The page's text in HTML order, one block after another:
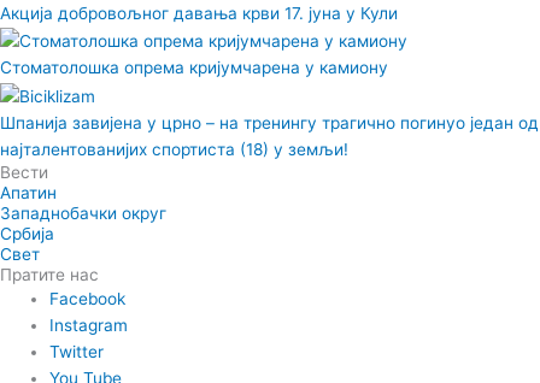
Акција добровољног давања крви 17. јуна у Кули
Стоматолошка опрема кријумчарена у камиону
Шпанија завијена у црно – на тренингу трагично погинуо један од
најталентованијих спортиста (18) у земљи!
Вести
Апатин
Западнобачки округ
Србија
Свет
Пратите нас
Facebook
Instagram
Twitter
You Tube